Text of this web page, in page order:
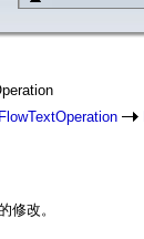
FlowTextOperation
修改。